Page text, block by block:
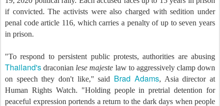
if convicted. The activists were also charged with sedition under
penal code article 116, which carries a penalty of up to seven years
in prison.
"To respond to persistent public protests, authorities are abusing
Thailand's draconian lese majeste law to aggressively clamp down
on speech they don't like," said Brad Adams, Asia director at
Human Rights Watch. "Holding people in pretrial detention for
peaceful expression portends a return to the dark days when people